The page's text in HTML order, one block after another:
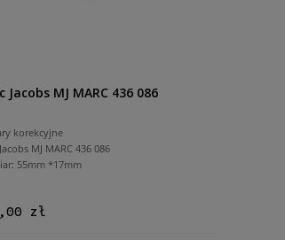
Jacobs MJ MARC 436 086
korekcyjne
MJ MARC 436 086
55mm *17mm
zł